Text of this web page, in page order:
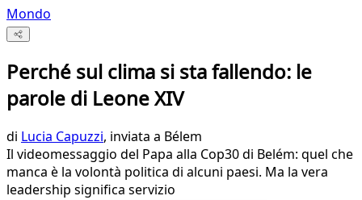
Mondo
Perché sul clima si sta fallendo: le
parole di Leone XIV
di Lucia Capuzzi, inviata a Bélem
Il videomessaggio del Papa alla Cop30 di Belém: quel che
manca è la volontà politica di alcuni paesi. Ma la vera
leadership significa servizio